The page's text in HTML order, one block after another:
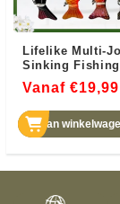
Lifelike Multi-
Sinking
Vanaf €19,99
Aan